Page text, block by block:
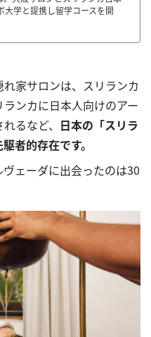
大学と提携し留学コースを開
家サロンは、スリランカ
ンカに日本人向けのアー
るなど、 日本の「スリラ
者的存在です。
ェーダに出会ったのは30